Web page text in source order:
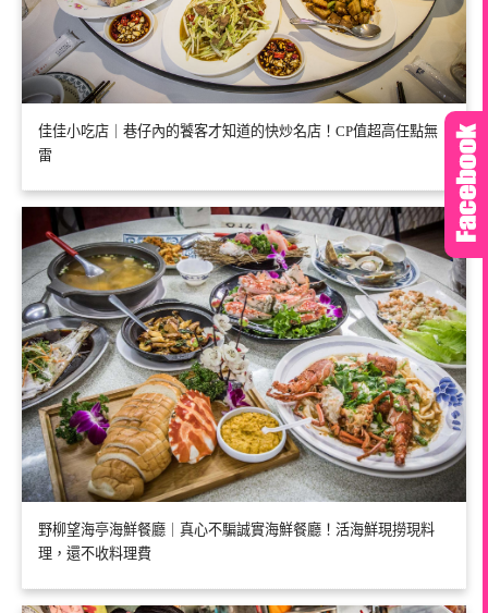
佳佳小吃店｜巷仔內的饕客才知道的快炒名店！CP值超高任點無
雷
野柳望海亭海鮮餐廳｜真心不騙誠實海鮮餐廳！活海鮮現撈現料
理，還不收料理費